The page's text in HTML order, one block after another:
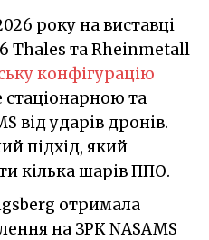
року на виставці
Thales та Rheinmetall
конфігурацію
стаціонарною та
від ударів дронів.
підхід, який
кілька шарів ППО.
отримала
на ЗРК NASAMS